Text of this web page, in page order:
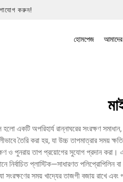
করুন!
হোমপেজ
হলো একটি অপরিহার্য রান্নাঘরের সংরক্ষণ
তৈরি করা হয়, যা উচ্চ তাপমাত্রার সময়
ও পুনরায় তাপ প্রয়োগের সুযোগ প্রদান
প্লাস্টিক—সাধারণত পলিপ্রোপিলিন
সংরক্ষণের সময় খাদ্যের তাজগী বজায় রাখে